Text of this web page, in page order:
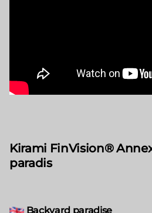
Kirami FinVision®
paradis
Backyard paradise